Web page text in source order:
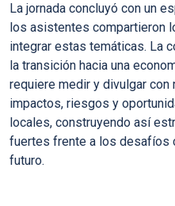
La jornada concluyó con un
los asistentes compartieron
integrar estas temáticas. La
la transición hacia una
requiere medir y divulgar
impactos, riesgos y
locales, construyendo así
fuertes frente a los desafíos
futuro.